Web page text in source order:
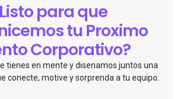
Listo para que
tu Proximo
Corporativo?
tienes en mente y disenamos juntos una
conecte, motive y sorprenda a tu equipo.